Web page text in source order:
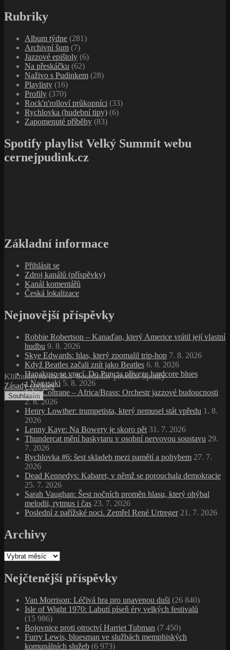
Rubriky
Album týdne (281)
Archivní šum (7)
Jazzové epištoly (6)
Na přeskáčku (62)
Naživo s Pudinkem (28)
Playlisty (16)
Profily (370)
Rock'n'rolloví průkopníci (33)
Rychlovka (hudební tipy) (6)
Zapomenuté příběhy (83)
Spotify playlist Velký Summit webu
cernejpudink.cz
Kliknutím na tlačítko 'Souhlasím' povolíte Spotify
Zásady cookies
Souhlasím
Základní informace
Přihlásit se
Zdroj kanálů (příspěvky)
Kanál komentářů
Česká lokalizace
Nejnovější příspěvky
Robbie Robertson – Kanaďan, který Americe vrátil její vlastní
hudbu 9. 8. 2026
Skye Edwards: hlas, který zpomalil trip‑hop 7. 8. 2026
Když Beatles začali znít jako Beatles 6. 8. 2026
Hanakuso se vrací. Do Puncta přiveze hardcore blues
z Nagasaki 5. 8. 2026
John Coltrane – Africa/Brass: Orchestr jazzové budoucnosti
2. 8. 2026
Henry Lowther: trumpetista, který nemusel stát vpředu 1. 8.
2026
Lenny Kaye: Na Bowery je skoro pět 31. 7. 2026
Thundercat mění baskytaru v osobní nervovou soustavu 29.
7. 2026
Rychlovka #6: šest skladeb mezi pamětí a pohybem 27. 7.
2026
Dead Kennedys: Kabaret, v němž se porouchala demokracie
25. 7. 2026
Sarah Vaughan: Šest nočních proměn hlasu, který ohýbal
melodii, rytmus i čas 23. 7. 2026
Poslední z pařížské noci. Zemřel René Urtreger 21. 7. 2026
Archivy
Archivy
Nejčtenější příspěvky
Van Morrison: Léčivá hra pro unavenou duši (26 840)
Isle of Wight 1970: Labutí píseň éry velkých festivalů
(15 986)
Bojovnice proti otroctví Harriet Tubman (7 450)
Furry Lewis, bluesman ve službách memphiských
komunálních služeb (6 973)